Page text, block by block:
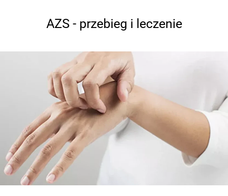
AZS - przebieg i leczenie